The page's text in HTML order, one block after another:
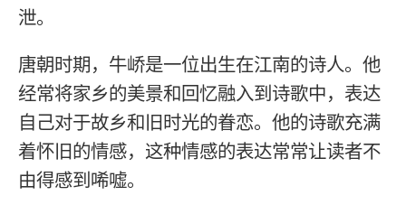
泄。
唐朝时期，牛峤是一位出生在江南的诗人。他
经常将家乡的美景和回忆融入到诗歌中，表达
自己对于故乡和旧时光的眷恋。他的诗歌充满
着怀旧的情感，这种情感的表达常常让读者不
由得感到唏嘘。